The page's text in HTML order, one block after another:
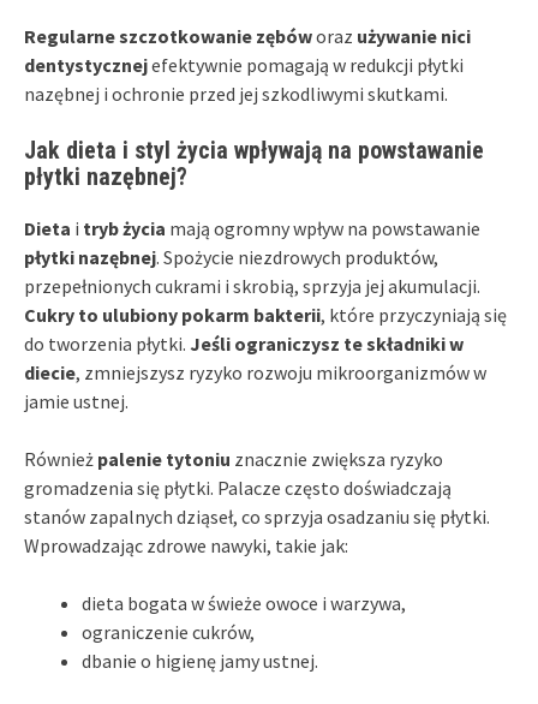
Regularne szczotkowanie zębóworaz używanie nici
dentystycznejefektywnie pomagają w redukcji płytki
nazębnej i ochronie przed jej szkodliwymi skutkami.
Jak dieta i styl życia wpływają na powstawanie
płytki nazębnej?
Dieta i tryb życia mają ogromny wpływ na powstawanie
płytki nazębnej. Spożycie niezdrowych produktów,
przepełnionych cukrami i skrobią, sprzyja jej akumulacji.
Cukry to ulubiony pokarm bakterii, które przyczyniają się
do tworzenia płytki. Jeśli ograniczysz te składniki w
diecie, zmniejszysz ryzyko rozwoju mikroorganizmów w
jamie ustnej.
Również palenie tytoniu znacznie zwiększa ryzyko
gromadzenia się płytki. Palacze często doświadczają
stanów zapalnych dziąseł, co sprzyja osadzaniu się płytki.
Wprowadzając zdrowe nawyki, takie jak:
dieta bogata w świeże owoce i warzywa,
ograniczenie cukrów,
dbanie o higienę jamy ustnej.